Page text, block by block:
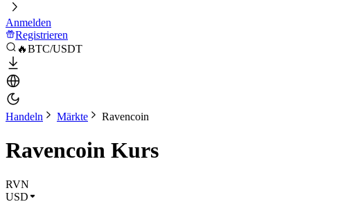
Anmelden
Registrieren
🔥BTC/USDT
Handeln Märkte Ravencoin
Ravencoin Kurs
RVN
USD